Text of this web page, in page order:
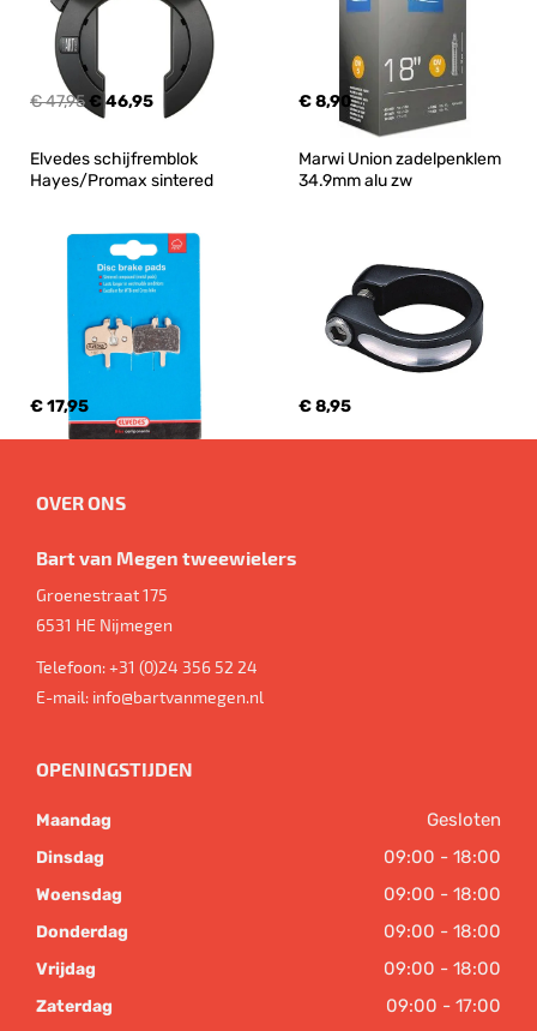
€ 47,95€ 46,95 € 8,90
Elvedes schijfremblok
Hayes/Promax sintered
€ 17,95
Marwi Union zadelpenklem
34.9mm alu zw
€ 8,95
OVER ONS
Bart van Megen tweewielers
Groenestraat 175
6531 HE Nijmegen
Telefoon:+31 (0)24 356 52 24
E-mail: info@bartvanmegen.nl
OPENINGSTIJDEN
Maandag Gesloten
Dinsdag 09:00 - 18:00
Woensdag 09:00 - 18:00
Donderdag 09:00 - 18:00
Vrijdag 09:00 - 18:00
Zaterdag 09:00 - 17:00